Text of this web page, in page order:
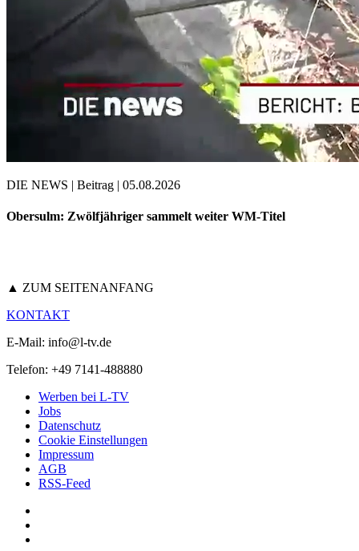
DIE NEWS | Beitrag | 05.08.2026
Obersulm: Zwölfjähriger sammelt weiter WM-Titel
▲ ZUM SEITENANFANG
KONTAKT
E-Mail: info@l-tv.de
Telefon: +49 7141-488880
Werben bei L-TV
Jobs
Datenschutz
Cookie Einstellungen
Impressum
AGB
RSS-Feed